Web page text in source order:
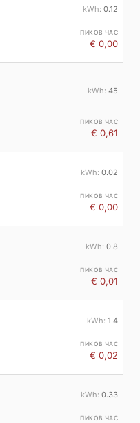
0.12
€ 0,00
45
€ 0,61
0.02
€ 0,00
0.8
€ 0,01
1.4
€ 0,02
0.33